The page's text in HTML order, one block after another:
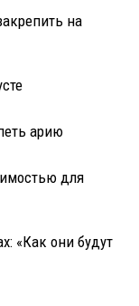
на
арию
для
«Как они будут